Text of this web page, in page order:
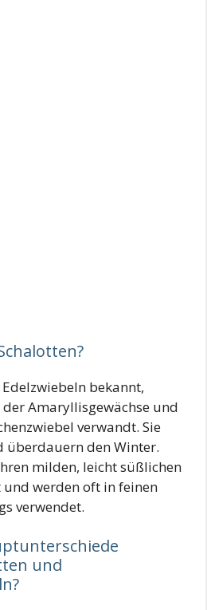
bekannt,
Amaryllisgewächse und
verwandt. Sie
den Winter.
milden, leicht süßlichen
und werden oft in feinen
verwendet.
und